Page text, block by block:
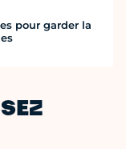
pour garder la